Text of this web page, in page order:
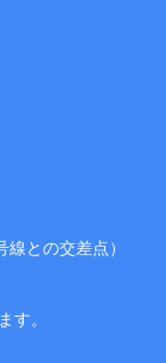
との交差点）
す。